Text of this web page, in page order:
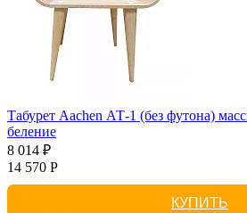
Табурет Aachen АТ-1 (без футона)
беление
8 014 ₽
14 570 Р
КУПИТЬ